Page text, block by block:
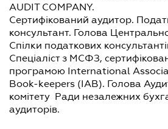
AUDIT COMPANY.
Сертифікований аудитор.
консультант. Голова
Спілки податкових
Спеціаліст з МСФЗ,
програмою International
Book-keepers (IAB). Голова
комітету Ради незалежних
аудиторів.